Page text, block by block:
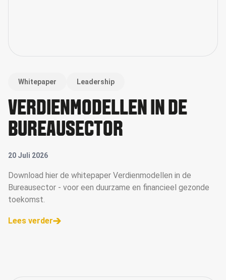
Whitepaper Leadership
VERDIENMODELLEN IN DE
BUREAUSECTOR
20 Juli 2026
Download hier de whitepaper Verdienmodellen in de
Bureausector - voor een duurzame en financieel gezonde
toekomst.
Lees verder